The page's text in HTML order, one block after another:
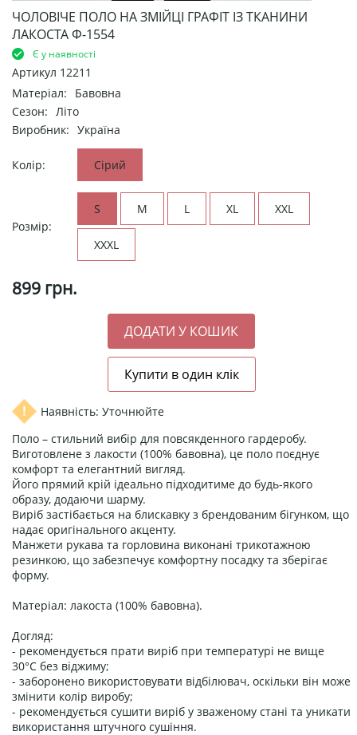
ЧОЛОВІЧЕ ПОЛО НА ЗМІЙЦІ ГРАФІТ ІЗ ТКАНИНИ
ЛАКОСТА Ф-1554
Є у наявності
Артикул 12211
Матеріал:
Бавовна
Сезон:
Літо
Виробник: Україна
Колір: Сірий
Розмір:
S M L XL XXL
XXXL
899 грн.
Наявність: Уточнюйте
Поло – стильний вибір для повсякденного гардеробу.
Виготовлене з лакости (100% бавовна), це поло поєднує
комфорт та елегантний вигляд.
Його прямий крій ідеально підходитиме до будь-якого
образу, додаючи шарму.
Виріб застібається на блискавку з брендованим бігунком, що
надає оригінального акценту.
Манжети рукава та горловина виконані трикотажною
резинкою, що забезпечує комфортну посадку та зберігає
форму.
Матеріал: лакоста (100% бавовна).
Догляд:
- рекомендується прати виріб при температурі не вище
30°C без віджиму;
- заборонено використовувати відбілювач, оскільки він може
змінити колір виробу;
- рекомендується сушити виріб у зваженому стані та уникати
використання штучного сушіння.